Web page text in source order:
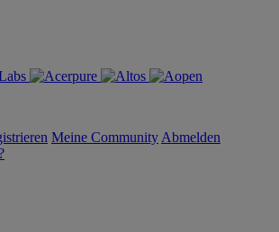
Meine Community Abmelden